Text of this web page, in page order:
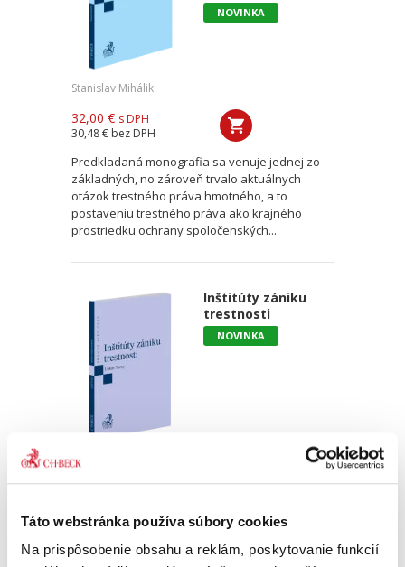
Táto webstránka používa súbory cookies
Na prispôsobenie obsahu a reklám, poskytovanie funkcií
NOVINKA
Stanislav Mihálik
32,00 € s DPH
30,48 € bez DPH
Predkladaná monografia sa venuje jednej zo
základných, no zároveň trvalo aktuálnych
otázok trestného práva hmotného, a to
postaveniu trestného práva ako krajného
prostriedku ochrany spoločenských...
Inštitúty zániku
trestnosti
NOVINKA
Lukáš Turay
21,00 €
Cieľom monografie je analyzovať jednotlivé
inštitúty zániku trestnosti, ich právnu úpravu,